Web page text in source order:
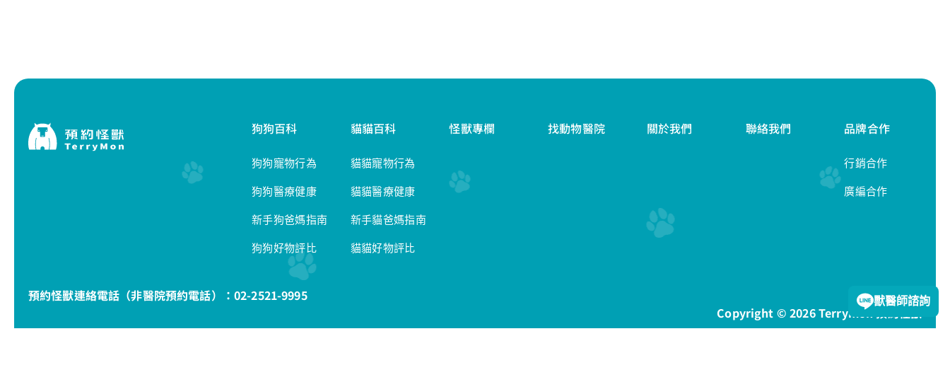
狗狗百科
狗狗寵物行為
狗狗醫療健康
新手狗爸媽指南
狗狗好物評比
貓貓百科
貓貓寵物行為
貓貓醫療健康
新手貓爸媽指南
貓貓好物評比
怪獸專欄 找動物醫院 關於我們 聯絡我們 品牌合作
行銷合作
廣編合作
預約怪獸連絡電話（非醫院預約電話）： 02-2521-9995
隱私權政策
Copyright © 2026 Terrymon 預約怪獸
獸醫師諮詢